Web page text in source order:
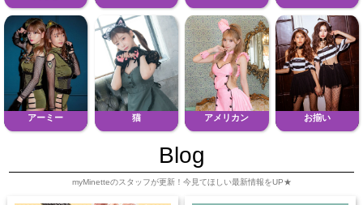
アーミー 猫 アメリカン お揃い
Blog
myMinetteのスタッフが更新！今見てほしい最新情報をUP★